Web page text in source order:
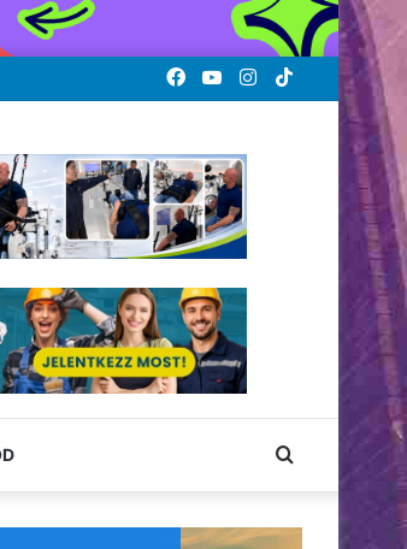
TikTok
Instagram
YouTube
Facebook
Keresés: